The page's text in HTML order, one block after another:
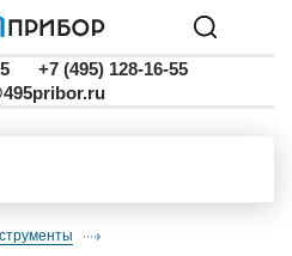
+7 (495) 128-16-55